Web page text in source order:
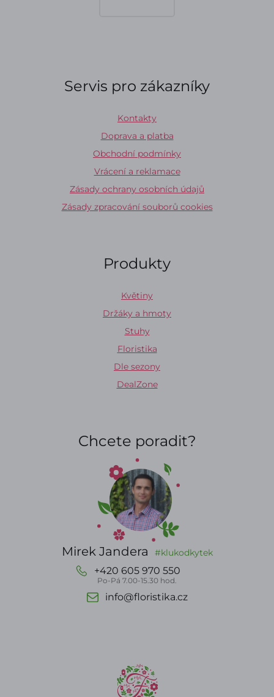
Servis pro zákazníky
Kontakty
Doprava a platba
Obchodní podmínky
Vrácení a reklamace
Zásady ochrany osobních údajů
Zásady zpracování souborů cookies
Produkty
Květiny
Držáky a hmoty
Stuhy
Floristika
Dle sezony
DealZone
Chcete poradit?
Mirek Jandera #klukodkytek
+420 605 970 550
Po-Pá 7.00-15.30 hod.
info@floristika.cz